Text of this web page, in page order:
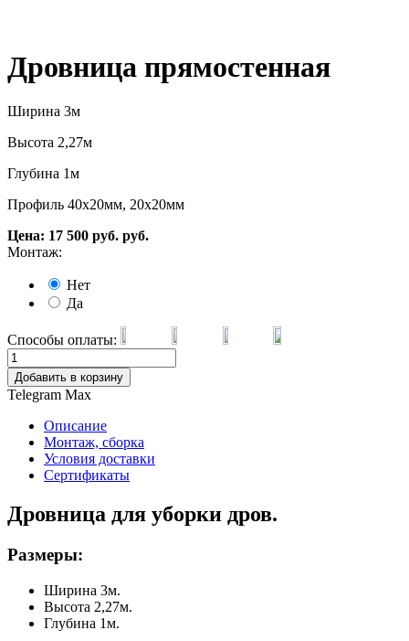
Дровница прямостенная
Ширина 3м
Высота 2,27м
Глубина 1м
Профиль 40х20мм, 20х20мм
Цена: 17 500 руб. руб.
Монтаж:
Нет
Да
Способы оплаты:
Добавить в корзину
Telegram Max
Описание
Монтаж, сборка
Условия доставки
Сертификаты
Дровница для уборки дров.
Размеры:
Ширина 3м.
Высота 2,27м.
Глубина 1м.